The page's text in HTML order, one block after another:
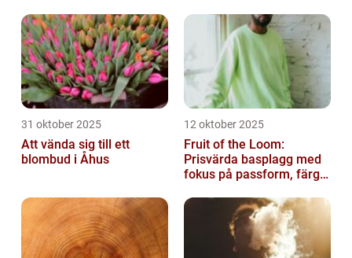
31 oktober 2025
Att vända sig till ett
blombud i Åhus
12 oktober 2025
Fruit of the Loom:
Prisvärda basplagg med
fokus på passform, färg